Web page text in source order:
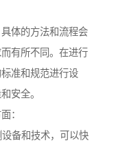
体的方法和流程会
有所不同。在进行
准和规范进行设
安全。
：
备和技术，可以快